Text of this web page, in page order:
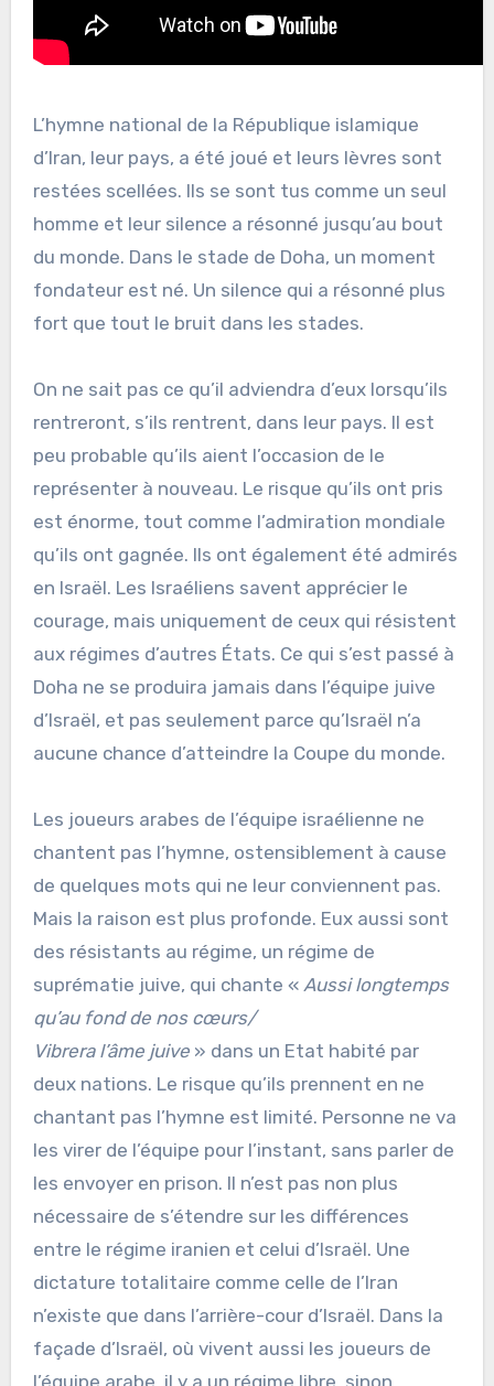
L’hymne national de la République islamique
d’Iran, leur pays, a été joué et leurs lèvres sont
restées scellées. Ils se sont tus comme un seul
homme et leur silence a résonné jusqu’au bout
du monde. Dans le stade de Doha, un moment
fondateur est né. Un silence qui a résonné plus
fort que tout le bruit dans les stades.
On ne sait pas ce qu’il adviendra d’eux lorsqu’ils
rentreront, s’ils rentrent, dans leur pays. Il est
peu probable qu’ils aient l’occasion de le
représenter à nouveau. Le risque qu’ils ont pris
est énorme, tout comme l’admiration mondiale
qu’ils ont gagnée. Ils ont également été admirés
en Israël. Les Israéliens savent apprécier le
courage, mais uniquement de ceux qui résistent
aux régimes d’autres États. Ce qui s’est passé à
Doha ne se produira jamais dans l’équipe juive
d’Israël, et pas seulement parce qu’Israël n’a
aucune chance d’atteindre la Coupe du monde.
Les joueurs arabes de l’équipe israélienne ne
chantent pas l’hymne, ostensiblement à cause
de quelques mots qui ne leur conviennent pas.
Mais la raison est plus profonde. Eux aussi sont
des résistants au régime, un régime de
suprématie juive, qui chante « Aussi longtemps
qu’au fond de nos cœurs/
Vibrera l’âme juive» dans un Etat habité par
deux nations. Le risque qu’ils prennent en ne
chantant pas l’hymne est limité. Personne ne va
les virer de l’équipe pour l’instant, sans parler de
les envoyer en prison. Il n’est pas non plus
nécessaire de s’étendre sur les différences
entre le régime iranien et celui d’Israël. Une
dictature totalitaire comme celle de l’Iran
n’existe que dans l’arrière-cour d’Israël. Dans la
façade d’Israël, où vivent aussi les joueurs de